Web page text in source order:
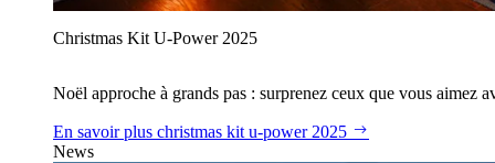
Christmas Kit U‑Power 2025
Noël approche à grands pas : surprenez ceux que vous aimez
En savoir plus christmas kit u‑power 2025
News